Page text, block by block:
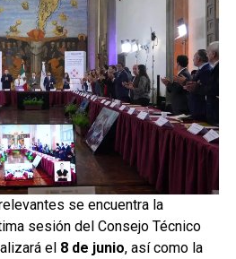
se encuentra la
sesión del Consejo Técnico
el 8 de junio, así como la